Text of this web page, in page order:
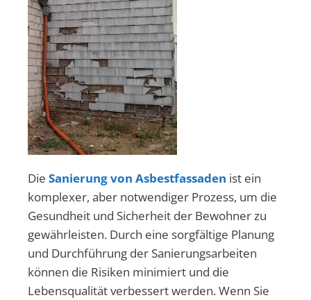
Die Sanierung von Asbestfassaden ist ein
komplexer, aber notwendiger Prozess, um die
Gesundheit und Sicherheit der Bewohner zu
gewährleisten. Durch eine sorgfältige Planung
und Durchführung der Sanierungsarbeiten
können die Risiken minimiert und die
Lebensqualität verbessert werden. Wenn Sie